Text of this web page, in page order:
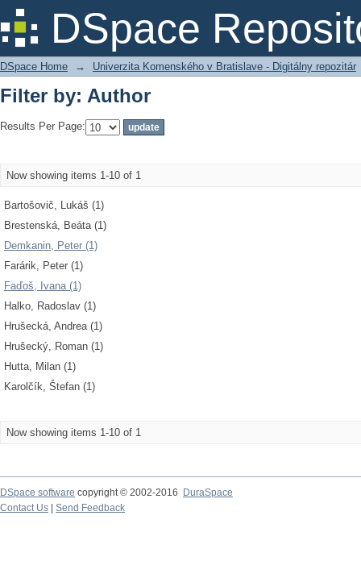
DSpace
Filter by: Author
DSpace Home → Univerzita Komenského v Bratislave - Digitálny repozitár
Filter by: Author
Results Per Page:
Now showing items 1-10 of 1
Bartošovič, Lukáš (1)
Brestenská, Beáta (1)
Demkanin, Peter (1)
Farárik, Peter (1)
Faďoš, Ivana (1)
Halko, Radoslav (1)
Hrušecká, Andrea (1)
Hrušecký, Roman (1)
Hutta, Milan (1)
Karolčík, Štefan (1)
Now showing items 1-10 of 1
DSpace software copyright © 2002-2016
DuraSpace
Contact Us
Send Feedback